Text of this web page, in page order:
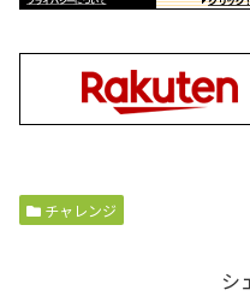
チャレンジ
シ